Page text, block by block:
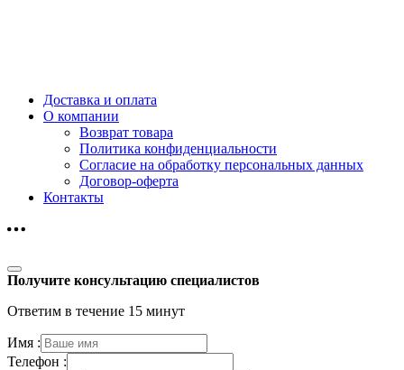
Доставка и оплата
О компании
Возврат товара
Политика конфиденциальности
Согласие на обработку персональных данных
Договор-оферта
Контакты
Получите консультацию специалистов
Ответим в течение 15 минут
Имя :
Телефон :